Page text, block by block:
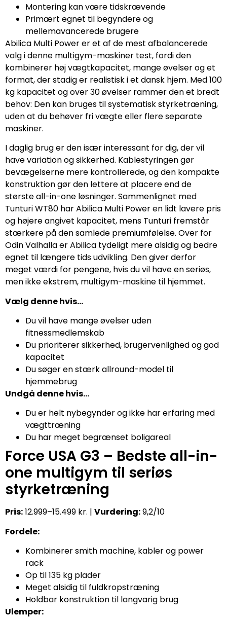
Montering kan være tidskrævende
Primært egnet til begyndere og
mellemavancerede brugere
Abilica Multi Power er et af de mest afbalancerede
valg i denne multigym-maskiner test, fordi den
kombinerer høj vægtkapacitet, mange øvelser og et
format, der stadig er realistisk i et dansk hjem. Med 100
kg kapacitet og over 30 øvelser rammer den et bredt
behov: Den kan bruges til systematisk styrketræning,
uden at du behøver fri vægte eller flere separate
maskiner.
I daglig brug er den især interessant for dig, der vil
have variation og sikkerhed. Kablestyringen gør
bevægelserne mere kontrollerede, og den kompakte
konstruktion gør den lettere at placere end de
største all-in-one løsninger. Sammenlignet med
Tunturi WT80 har Abilica Multi Power en lidt lavere pris
og højere angivet kapacitet, mens Tunturi fremstår
stærkere på den samlede premiumfølelse. Over for
Odin Valhalla er Abilica tydeligt mere alsidig og bedre
egnet til længere tids udvikling. Den giver derfor
meget værdi for pengene, hvis du vil have en seriøs,
men ikke ekstrem, multigym-maskine til hjemmet.
Vælg denne hvis…
Du vil have mange øvelser uden
fitnessmedlemskab
Du prioriterer sikkerhed, brugervenlighed og god
kapacitet
Du søger en stærk allround-model til
hjemmebrug
Undgå denne hvis…
Du er helt nybegynder og ikke har erfaring med
vægttræning
Du har meget begrænset boligareal
Force USA G3 – Bedste all-in-
one multigym til seriøs
styrketræning
Pris:12.999–15.499 kr. | Vurdering:9,2/10
Fordele:
Kombinerer smith machine, kabler og power
rack
Op til 135 kg plader
Meget alsidig til fuldkropstræning
Holdbar konstruktion til langvarig brug
Ulemper: